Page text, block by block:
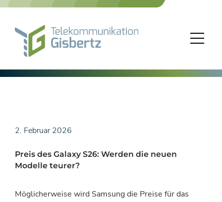
Skip
2. Februar 2026
Preis des Galaxy S26: Werden die neuen
Modelle teurer?
Möglicherweise wird Samsung die Preise für das